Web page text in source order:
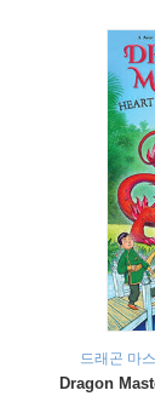
드래곤 마